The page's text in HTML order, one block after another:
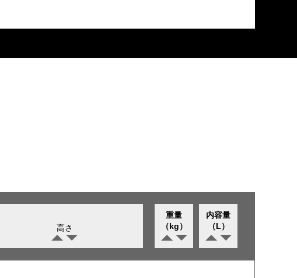
高さ
重量
（kg）
内容量
（L）